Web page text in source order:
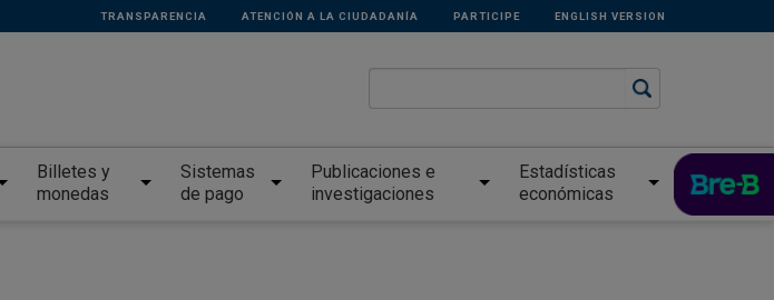
TRANSPARENCIA ATENCIÓN A LA CIUDADANÍA PARTICIPE ENGLISH VERSION
Billetes y
monedas
Sistemas
de pago
Publicaciones e
investigaciones
Estadísticas
económicas